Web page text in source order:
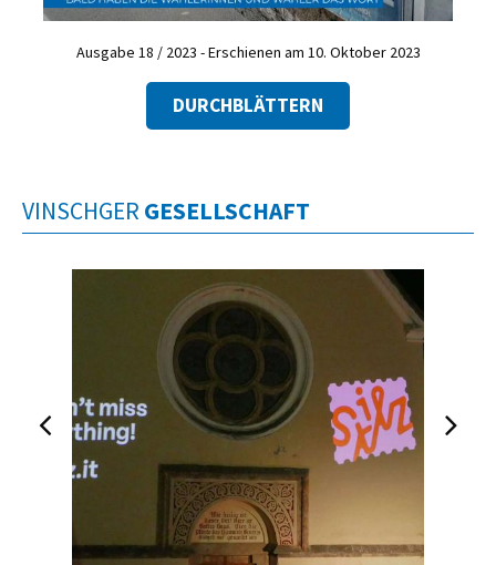
Ausgabe 18 / 2023 - Erschienen am 10. Oktober 2023
DURCHBLÄTTERN
VINSCHGER GESELLSCHAFT